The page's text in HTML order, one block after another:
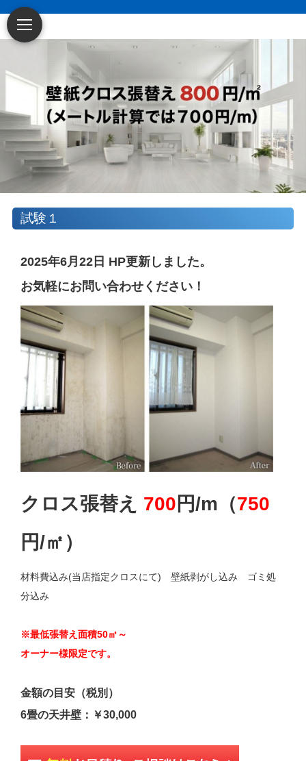
～賃貸アパート・
マンション・戸建てに特化した原状回復・空
室リフォーム業者です
足立区 葛飾区 八潮市 草加市 三郷市 松戸
市 越谷市 川口市 流山市 江戸川区 荒川
区 墨田区
試験１
2025年6月22日 HP更新しました。
お気軽にお問い合わせください！
クロス張替え 700 円/m（750
円/㎡）
材料費込み(当店指定クロスにて) 壁紙剥がし込み ゴミ処
分込み
※最低張替え面積50㎡～
オーナー様限定です。
金額の目安（税別）
6畳の天井壁：￥30,000